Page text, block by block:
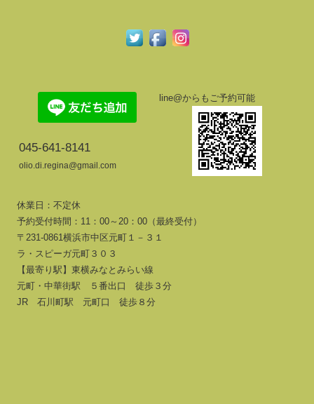
045-641-8141
olio.di.regina@gmail.com
line@からもご予約可能
休業日：不定休
予約受付時間：11：00～20：00（最終受付）
〒231-0861横浜市中区元町１－３１
ラ・スピーガ元町３０３
【最寄り駅】東横みなとみらい線
元町・中華街駅 ５番出口 徒歩３分
JR 石川町駅 元町口 徒歩８分